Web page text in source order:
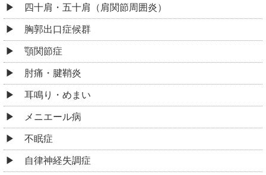
四十肩・五十肩（肩関節周囲炎）
胸郭出口症候群
顎関節症
肘痛・腱鞘炎
耳鳴り・めまい
メニエール病
不眠症
自律神経失調症